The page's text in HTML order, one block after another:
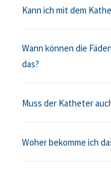
Kann ich mit dem
Wann können die
das?
Muss der Katheter
Woher bekomme ich